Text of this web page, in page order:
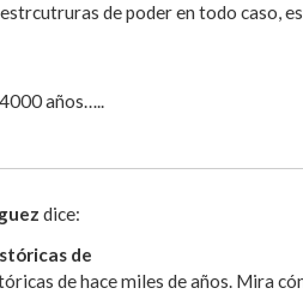
de poder en todo caso,
años…..
dice:
de
de hace miles de años. Mira